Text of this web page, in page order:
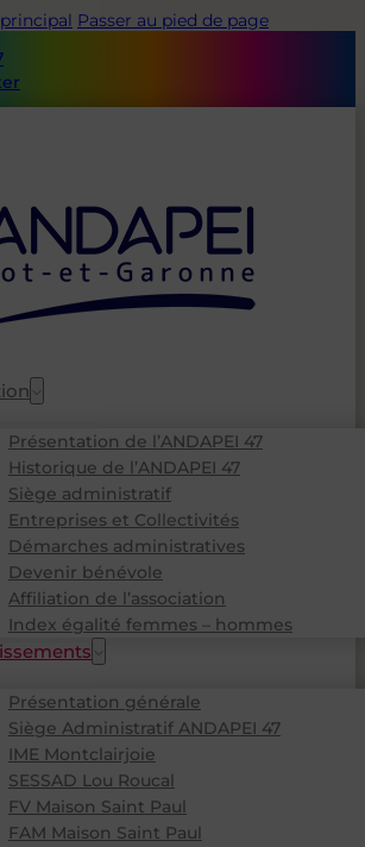
Passer au pied de page
Présentation de l’ANDAPEI 47
Historique de l’ANDAPEI 47
Siège administratif
Entreprises et Collectivités
Démarches administratives
Devenir bénévole
Affiliation de l’association
Index égalité femmes – hommes
Présentation générale
Siège Administratif ANDAPEI 47
IME Montclairjoie
SESSAD Lou Roucal
FV Maison Saint Paul
FAM Maison Saint Paul